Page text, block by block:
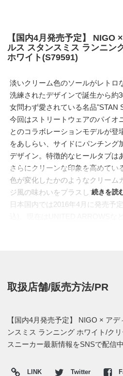
【国内4月発売予定】 NIGO
ルス スタンスミス ランニン
ホワイト(S79591)
淡いクリーム色のソールがレトロ
洗練されたデザインで誕生から約
女問わず愛されている名品"STAN
今回はストリートウェアのパイオ
とのコラボレーションモデルが登
をあしらい、サイドにパンチング
デザイン。特徴的なヒールタブは
さらにクリーンな印象を高めてい
色が変化したかのようなクリーム
ジ風の味わいをプラスしている。
日本国内では2016年4月に発売予
続きを読
取扱店舗/販売方法/PR
【国内4月発売予定】 NIGO × ア
ンスミス ランニング ホワイト/ク
スニーカー最新情報をSNSで配信中
LINK Twitter